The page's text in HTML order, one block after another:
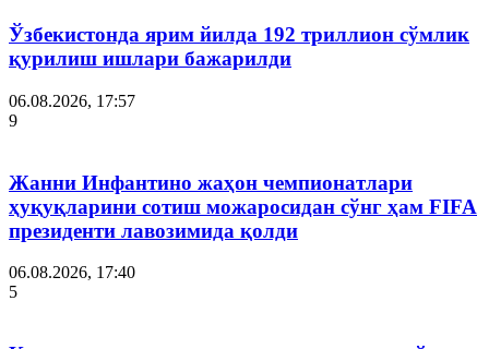
Ўзбекистонда ярим йилда 192 триллион сўмлик
қурилиш ишлари бажарилди
06.08.2026, 17:57
9
Жанни Инфантино жаҳон чемпионатлари
ҳуқуқларини сотиш можаросидан сўнг ҳам FIFA
президенти лавозимида қолди
06.08.2026, 17:40
5